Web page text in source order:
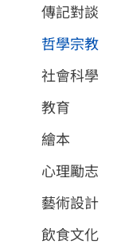
傳記對談
哲學宗教
社會科學
教育
繪本
心理勵志
藝術設計
飲食文化